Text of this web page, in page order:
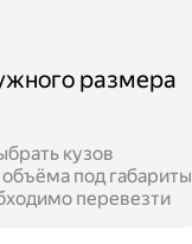
размера
кузов
под габариты
перевезти